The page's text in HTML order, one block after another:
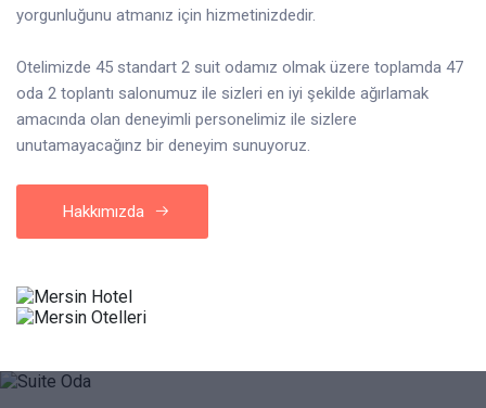
yorgunluğunu atmanız için hizmetinizdedir.
Otelimizde 45 standart 2 suit odamız olmak üzere toplamda 47
oda 2 toplantı salonumuz ile sizleri en iyi şekilde ağırlamak
amacında olan deneyimli personelimiz ile sizlere
unutamayacağınz bir deneyim sunuyoruz.
Hakkımızda